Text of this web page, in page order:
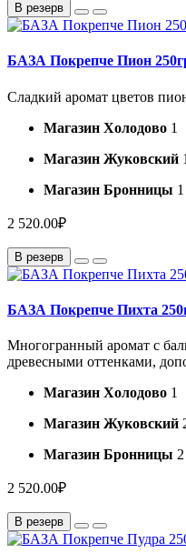
В резерв
БАЗА Покрепче Пион
Сладкий аромат цветов
Магазин Холодово 1
Магазин Жуковский 1
Магазин Бронницы 1
2 520.00₽
В резерв
БАЗА Покрепче Пихта
Многогранный аромат с
древесными оттенками,
Магазин Холодово 1
Магазин Жуковский
Магазин Бронницы 2
2 520.00₽
В резерв